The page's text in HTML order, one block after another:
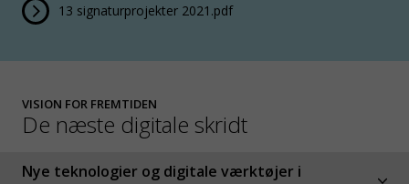
13 signaturprojekter 2021.pdf
VISION FOR FREMTIDEN
De næste digitale skridt
Nye teknologier og digitale værktøjer i